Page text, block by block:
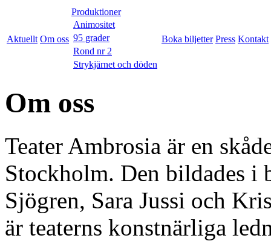
Aktuellt Om oss
Produktioner
Animositet
95 grader
Rond nr 2
Strykjärnet och döden
Boka biljetter Press Kontakt
Om oss
Teater Ambrosia är en
Stockholm. Den bildades i
Sjögren, Sara Jussi och
är teaterns konstnärliga